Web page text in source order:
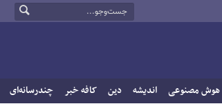
هوش مصنوعی اندیشه دین کافه خبر چندرسانه‌ای